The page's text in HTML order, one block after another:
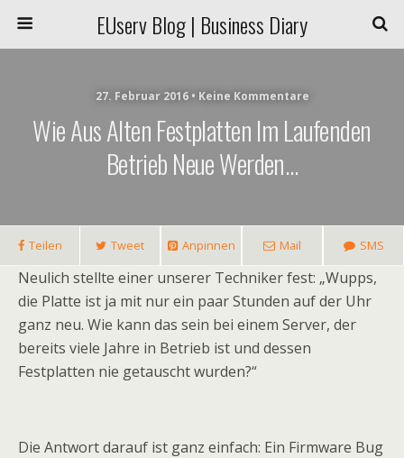
EUserv Blog | Business Diary
27. Februar 2016 • Keine Kommentare
Wie Aus Alten Festplatten Im Laufenden
Betrieb Neue Werden…
Teilen Tweet Anpinnen Mail SMS
Neulich stellte einer unserer Techniker fest: „Wupps,
die Platte ist ja mit nur ein paar Stunden auf der Uhr
ganz neu. Wie kann das sein bei einem Server, der
bereits viele Jahre in Betrieb ist und dessen
Festplatten nie getauscht wurden?“
Die Antwort darauf ist ganz einfach: Ein Firmware Bug